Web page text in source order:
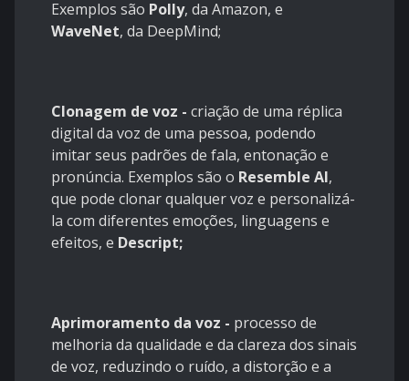
Exemplos são Polly, da Amazon, e
WaveNet, da DeepMind;
Clonagem de voz - criação de uma réplica
digital da voz de uma pessoa, podendo
imitar seus padrões de fala, entonação e
pronúncia. Exemplos são o Resemble AI,
que pode clonar qualquer voz e personalizá-
la com diferentes emoções, linguagens e
efeitos, e Descript;
Aprimoramento da voz - processo de
melhoria da qualidade e da clareza dos sinais
de voz, reduzindo o ruído, a distorção e a